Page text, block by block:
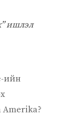
ишлэл
ийн
Amerika?